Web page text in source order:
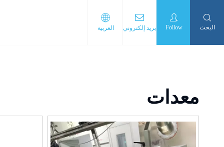
العربية بريد إلكتروني Follow البحث
معدات